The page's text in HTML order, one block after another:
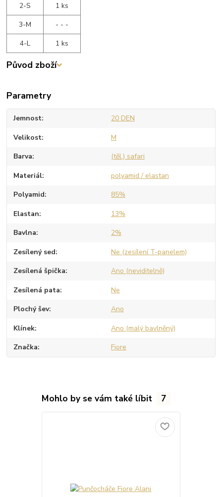
2-S
1 ks
3-M
- - -
4-L
1 ks
Původ zboží
Parametry
Jemnost 20 DEN
Velikost M
Barva (těl.) safari
Materiál polyamid / elastan
Polyamid 85%
Elastan 13%
Bavlna 2%
Zesílený sed Ne (zesílení T-panelem)
Zesílená špička Ano (neviditelně)
Zesílená pata Ne
Plochý šev Ano
Klínek Ano (malý bavlněný)
Značka Fiore
Mohlo by se vám také líbit 7